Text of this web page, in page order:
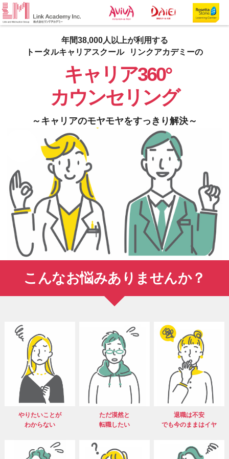
年間38,000人以上が利用する
トータルキャリアスクール
リンクアカデミーの
キャリア360
カウンセリング
～キャリアのモヤモヤをすっきり解決～
こんなお悩みありませんか？
やりたいことが
わからない
ただ漠然と
転職したい
退職は不安
でも今のままはイヤ